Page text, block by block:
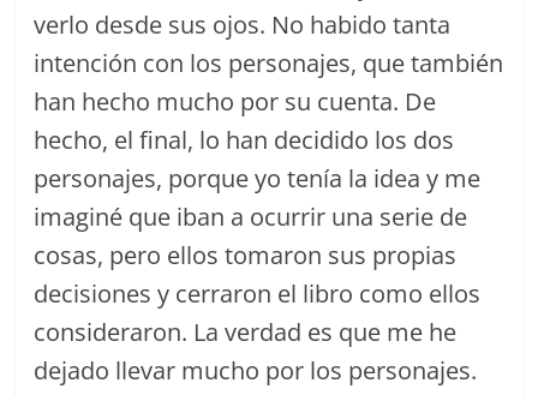
verlo desde sus ojos. No habido tanta
intención con los personajes, que también
han hecho mucho por su cuenta. De
hecho, el final, lo han decidido los dos
personajes, porque yo tenía la idea y me
imaginé que iban a ocurrir una serie de
cosas, pero ellos tomaron sus propias
decisiones y cerraron el libro como ellos
consideraron. La verdad es que me he
dejado llevar mucho por los personajes.